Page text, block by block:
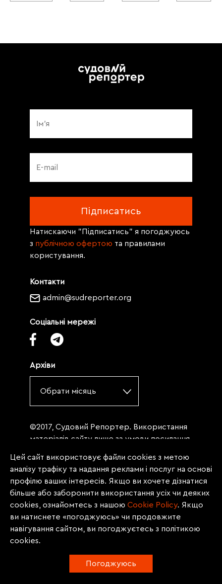
Контакти
admin@sudreporter.org
Соціальні мережі
Архіви
Обрати місяць
Натискаючи "Підписатись" я погоджуюсь
з публічною офертою та правилами
користування.
©2017, Судовий Репортер. Використання
матеріалів сайту лише за умови посилання
«Судовий репортер» не нижче третього
абзацу. Матеріали, щодо яких міститься
заборона на повну републікацію
(передрук, копіювання, відтворення або
інше використання), заборонено
передруковувати без згоди редакції.
Матеріали з позначкою PROMOTED, ЗА
Цей сайт використовує файли cookies з метою
аналізу трафіку та надання реклами і послуг на основі
профілю ваших інтересів. Якщо ви хочете дізнатися
більше або заборонити використання усіх чи деяких
cookies, ознайомтесь з нашою Сookie Policy. Якщо
ви натиснете «погоджуюсь» чи продовжите
навігування сайтом, ви погоджуєтесь з політикою
cookies.
Погоджуюсь